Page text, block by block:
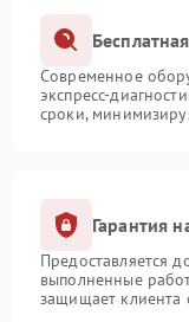
Современное
экспресс-
сроки,
Гарантия
Предоставляется
выполненные
защищает клиента